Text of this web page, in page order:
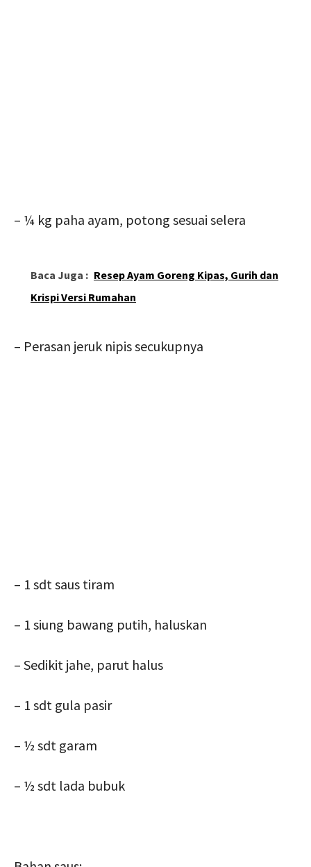
– ¼ kg paha ayam, potong sesuai selera
Baca Juga : Resep Ayam Goreng Kipas, Gurih dan
Krispi Versi Rumahan
– Perasan jeruk nipis secukupnya
– 1 sdt saus tiram
– 1 siung bawang putih, haluskan
– Sedikit jahe, parut halus
– 1 sdt gula pasir
– ½ sdt garam
– ½ sdt lada bubuk